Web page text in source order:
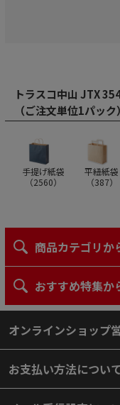
トラスコ中山 JTX
（ご注文単位1パッ
手提げ紙袋
（2560）
平紐紙袋
（387）
商品カテゴリか
おすすめ特集か
オンラインショップ
お支払い方法につい